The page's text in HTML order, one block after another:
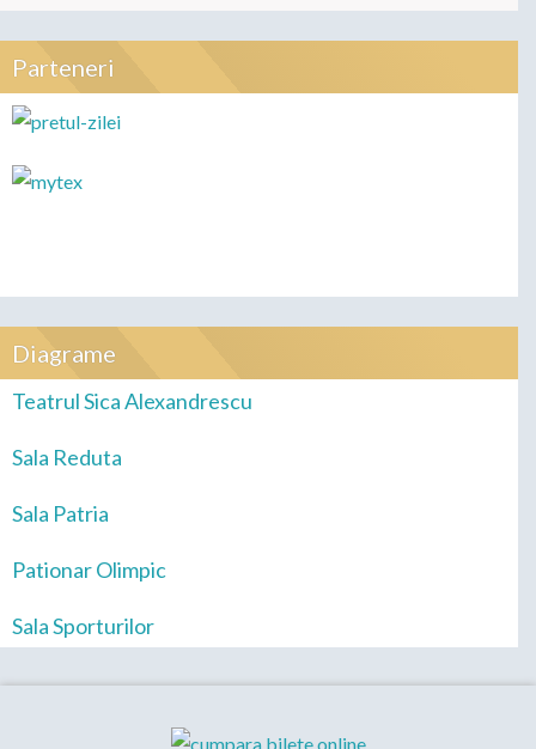
Parteneri
Diagrame
Teatrul Sica Alexandrescu
Sala Reduta
Sala Patria
Pationar Olimpic
Sala Sporturilor